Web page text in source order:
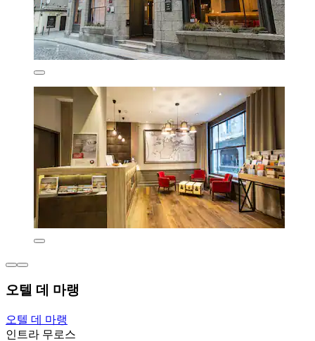
오텔 데 마랭
오텔 데 마랭
인트라 무로스